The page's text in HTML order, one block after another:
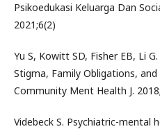
Psikoedukasi Keluarga Dan
2021;6(2)
Yu S, Kowitt SD, Fisher EB, Li
Stigma, Family Obligations,
Community Ment Health J.
Videbeck S. Psychiatric-mental